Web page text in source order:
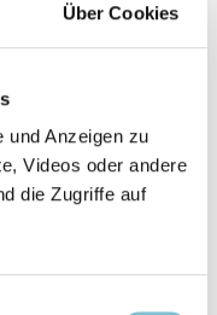
Über Cookies
und Anzeigen zu
Videos oder andere
die Zugriffe auf